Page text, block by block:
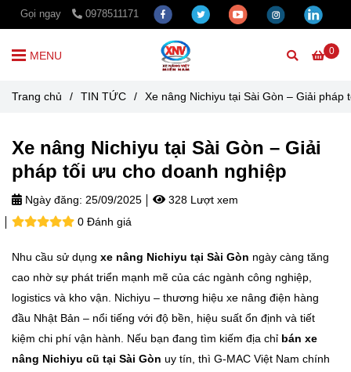
Gọi ngay 0978511171
0
MENU
Trang chủ / TIN TỨC / Xe nâng Nichiyu tại Sài Gòn – Giải pháp
Xe nâng Nichiyu tại Sài Gòn – Giải
pháp tối ưu cho doanh nghiệp
Ngày đăng: 25/09/2025
328 Lượt xem
0 Đánh giá
Nhu cầu sử dụng xe nâng Nichiyu tại Sài Gòn ngày càng tăng
cao nhờ sự phát triển mạnh mẽ của các ngành công nghiệp,
logistics và kho vận. Nichiyu – thương hiệu xe nâng điện hàng
đầu Nhật Bản – nổi tiếng với độ bền, hiệu suất ổn định và tiết
kiệm chi phí vận hành. Nếu bạn đang tìm kiếm địa chỉ bán xe
nâng Nichiyu cũ tại Sài Gòn uy tín, thì G-MAC Việt Nam chính